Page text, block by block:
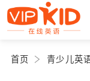
首页 青少儿英